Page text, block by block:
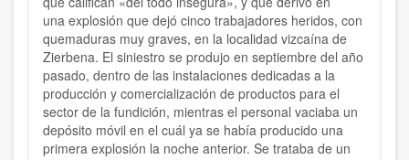
una explosión que dejó cinco trabajadores heridos, con
quemaduras muy graves, en la localidad vizcaína de
Zierbena. El siniestro se produjo en septiembre del año
pasado, dentro de las instalaciones dedicadas a la
producción y comercialización de productos para el
sector de la fundición, mientras el personal vaciaba un
depósito móvil en el cuál ya se había producido una
primera explosión la noche anterior. Se trataba de un